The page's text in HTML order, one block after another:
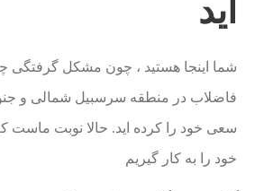
اید
شما اینجا هستید ، چون مشکل گرفتگی
فاضلاب در منطقه سرسبیل شمالی و
سعی خود را کرده اید. حالا نوبت ماست
خود را به کار گیریم